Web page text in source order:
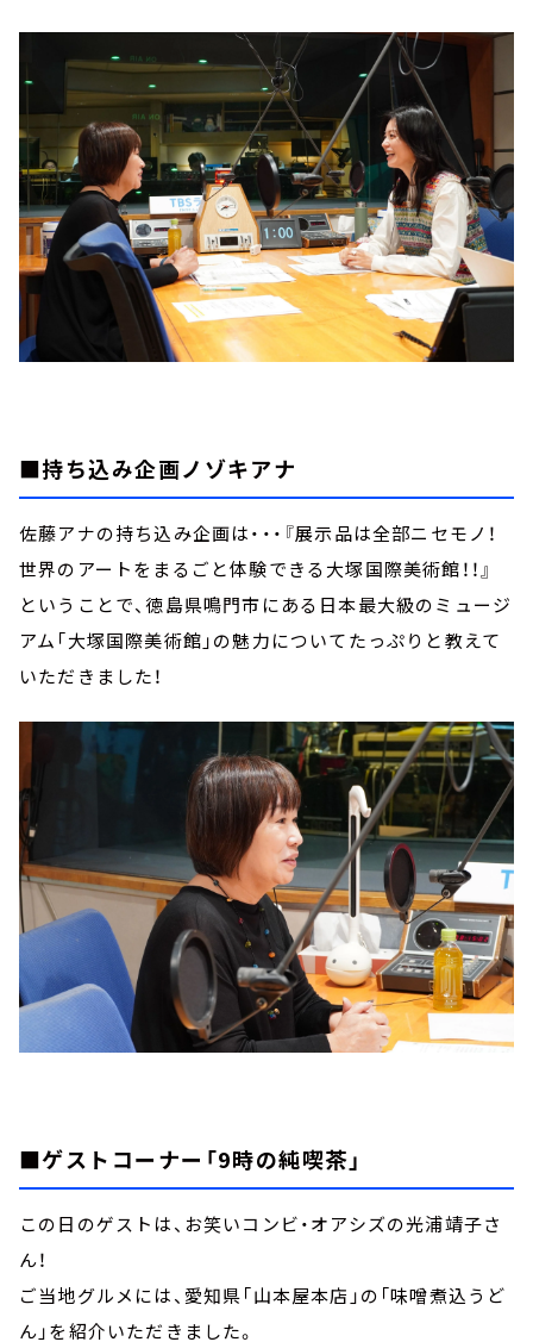
■持ち込み企画ノゾキアナ
佐藤アナの持ち込み企画は・・・『展示品は全部ニセモノ！
世界のアートをまるごと体験できる大塚国際美術館！！』
ということで、徳島県鳴門市にある日本最大級のミュージ
アム「大塚国際美術館」の魅力についてたっぷりと教えて
いただきました！
■ゲストコーナー「9時の純喫茶」
この日のゲストは、お笑いコンビ・オアシズの光浦靖子さ
ん！
ご当地グルメには、愛知県「山本屋本店」の「味噌煮込うど
ん」を紹介いただきました。